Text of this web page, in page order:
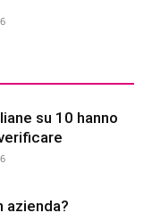
su 10 hanno
azienda?